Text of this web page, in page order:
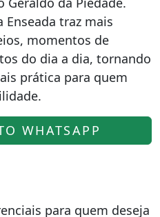
Enseada traz mais
momentos de
do dia a dia, tornando
prática para quem
WHATSAPP
para quem deseja